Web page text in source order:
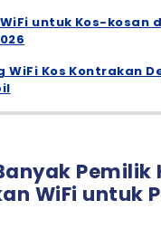
untuk Kos-kosan
WiFi Kos Kontrakan
Pemilik
WiFi untuk